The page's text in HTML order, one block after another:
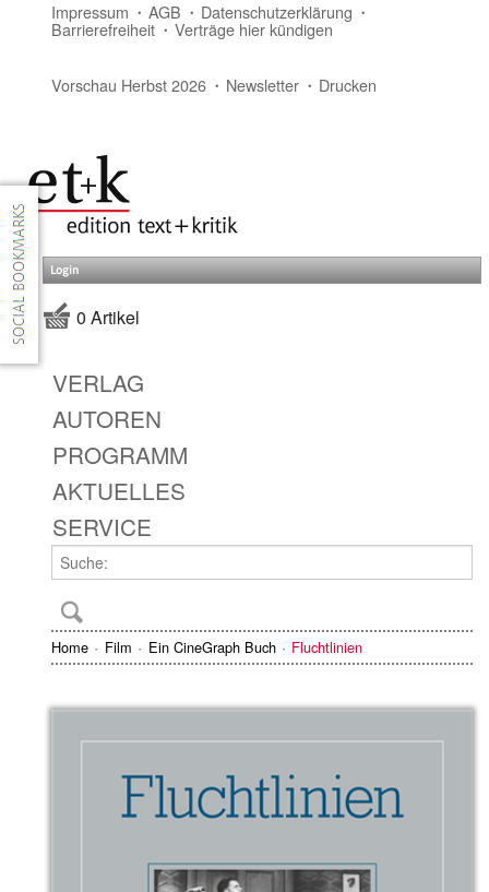
Impressum AGB Datenschutzerklärung
Barrierefreiheit Verträge hier kündigen
Vorschau Herbst 2026 Newsletter Drucken
Login
0 Artikel
VERLAG
AUTOREN
PROGRAMM
AKTUELLES
SERVICE
Home Film Ein CineGraph Buch Fluchtlinien